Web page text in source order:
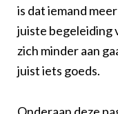
is dat iemand
juiste begeleiding
zich minder aan
juist iets goeds.